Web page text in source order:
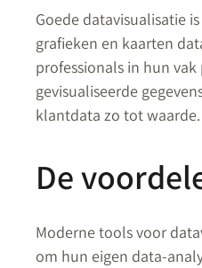
Goede datavisualisatie
grafieken en kaarten
professionals in hun
gevisualiseerde
klantdata zo tot waarde.
De
Moderne tools voor
om hun eigen data-